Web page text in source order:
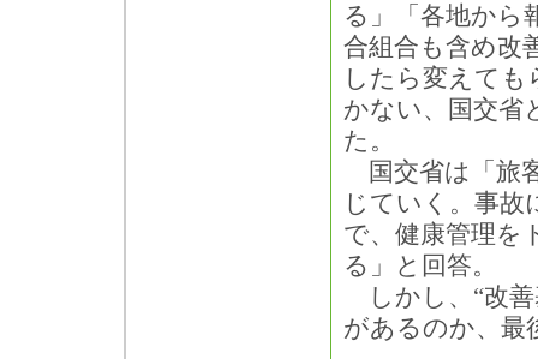
る」「各地から
合組合も含め改
したら変えて
かない、国交省
た。
国交省は「旅
じていく。事故
で、健康管理を
る」と回答。
しかし、“改善
があるのか、最